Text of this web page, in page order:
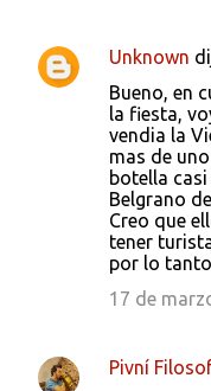
Unknown
Bueno, en
la fiesta,
vendia la
mas de
botella
Belgrano
Creo que
tener
por lo
17 de
Pivní